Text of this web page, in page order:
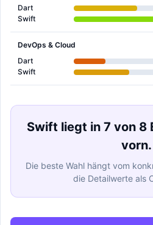
Dart
Swift
DevOps & Cloud
Dart
Swift
Swift liegt in 7 von 8
vorn.
Die beste Wahl hängt vom
die Detailwerte als